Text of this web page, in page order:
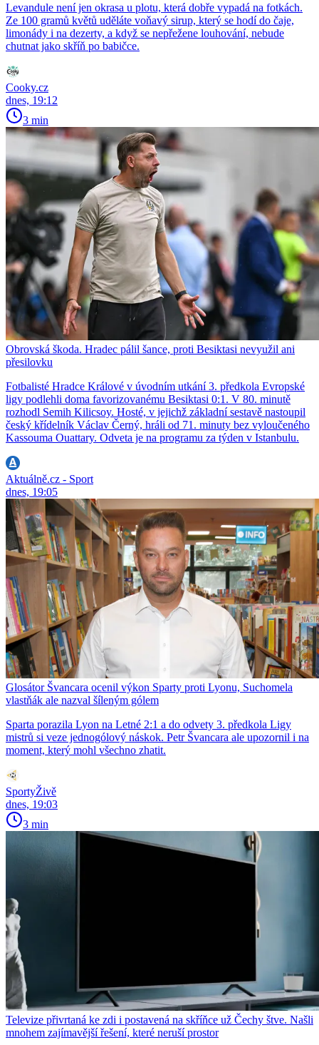
Levandule není jen okrasa u plotu, která dobře vypadá na fotkách.
Ze 100 gramů květů uděláte voňavý sirup, který se hodí do čaje,
limonády i na dezerty, a když se nepřežene louhování, nebude
chutnat jako skříň po babičce.
Cooky.cz
dnes, 19:12
3 min
Obrovská škoda. Hradec pálil šance, proti Besiktasi nevyužil ani
přesilovku
Fotbalisté Hradce Králové v úvodním utkání 3. předkola Evropské
ligy podlehli doma favorizovanému Besiktasi 0:1. V 80. minutě
rozhodl Semih Kilicsoy. Hosté, v jejichž základní sestavě nastoupil
český křídelník Václav Černý, hráli od 71. minuty bez vyloučeného
Kassouma Ouattary. Odveta je na programu za týden v Istanbulu.
Aktuálně.cz - Sport
dnes, 19:05
Glosátor Švancara ocenil výkon Sparty proti Lyonu, Suchomela
vlastňák ale nazval šíleným gólem
Sparta porazila Lyon na Letné 2:1 a do odvety 3. předkola Ligy
mistrů si veze jednogólový náskok. Petr Švancara ale upozornil i na
moment, který mohl všechno zhatit.
SportyŽivě
dnes, 19:03
3 min
Televize přivrtaná ke zdi i postavená na skříňce už Čechy štve. Našli
mnohem zajímavější řešení, které neruší prostor